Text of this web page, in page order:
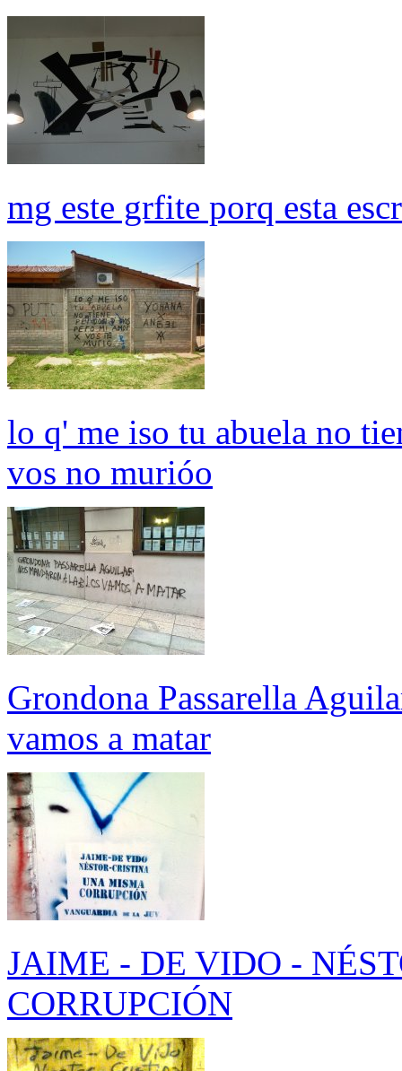
mg este grfite porq esta
lo q' me iso tu abuela no
vos no murióo
Grondona Passarella
vamos a matar
JAIME - DE VIDO -
CORRUPCIÓN